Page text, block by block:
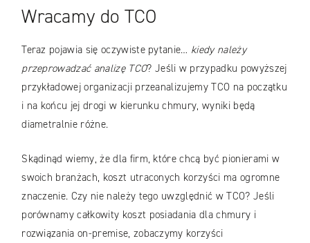
Wracamy do TCO
Teraz pojawia się oczywiste pytanie… kiedy należy
przeprowadzać analizę TCO? Jeśli w przypadku powyższej
przykładowej organizacji przeanalizujemy TCO na początku
i na końcu jej drogi w kierunku chmury, wyniki będą
diametralnie różne.
Skądinąd wiemy, że dla firm, które chcą być pionierami w
swoich branżach, koszt utraconych korzyści ma ogromne
znaczenie. Czy nie należy tego uwzględnić w TCO? Jeśli
porównamy całkowity koszt posiadania dla chmury i
rozwiązania on-premise, zobaczymy korzyści